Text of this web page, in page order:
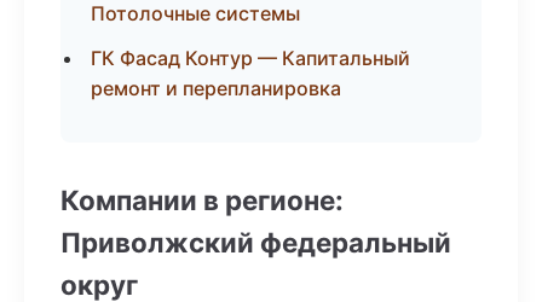
Потолочные системы
ГК Фасад Контур — Капитальный
ремонт и перепланировка
Компании в регионе:
Приволжский федеральный
округ